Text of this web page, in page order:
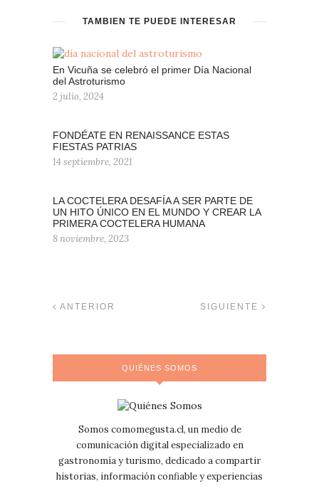
TAMBIÉN TE PUEDE INTERESAR
En Vicuña se celebró el primer Día Nacional
del Astroturismo
2 julio, 2024
FONDÉATE EN RENAISSANCE ESTAS
FIESTAS PATRIAS
14 septiembre, 2021
LA COCTELERA DESAFÍA A SER PARTE DE
UN HITO ÚNICO EN EL MUNDO Y CREAR LA
PRIMERA COCTELERA HUMANA
8 noviembre, 2023
ANTERIOR SIGUIENTE
QUIÉNES SOMOS
Somos comomegusta.cl, un medio de
comunicación digital especializado en
gastronomía y turismo, dedicado a compartir
historias, información confiable y experiencias